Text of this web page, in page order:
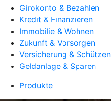
Girokonto & Bezahlen
Kredit & Finanzieren
Immobilie & Wohnen
Zukunft & Vorsorgen
Versicherung & Schützen
Geldanlage & Sparen
Produkte